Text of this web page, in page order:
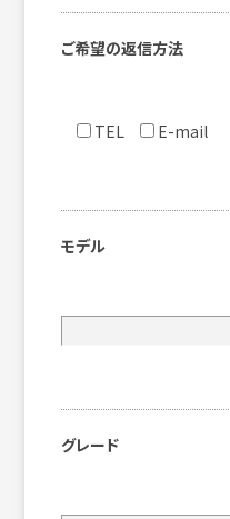
ご希望の返信方法
TEL E-mail
モデル
グレード